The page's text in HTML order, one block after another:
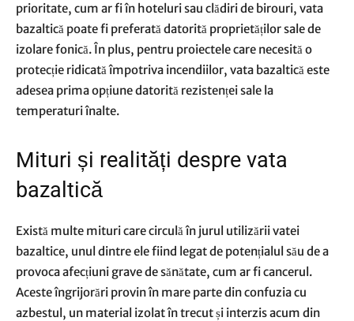
prioritate, cum ar fi în hoteluri sau clădiri de birouri, vata
bazaltică poate fi preferată datorită proprietăților sale de
izolare fonică. În plus, pentru proiectele care necesită o
protecție ridicată împotriva incendiilor, vata bazaltică este
adesea prima opțiune datorită rezistenței sale la
temperaturi înalte.
Mituri și realități despre vata
bazaltică
Există multe mituri care circulă în jurul utilizării vatei
bazaltice, unul dintre ele fiind legat de potențialul său de a
provoca afecțiuni grave de sănătate, cum ar fi cancerul.
Aceste îngrijorări provin în mare parte din confuzia cu
azbestul, un material izolat în trecut și interzis acum din